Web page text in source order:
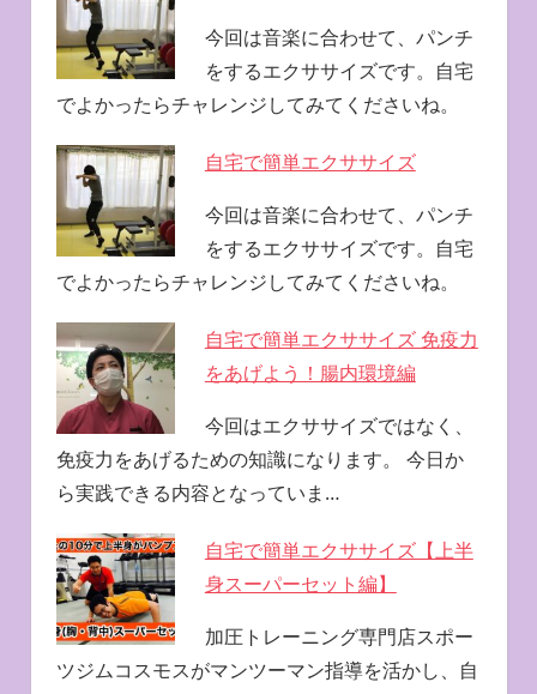
今回は音楽に合わせて、パンチ
をするエクササイズです。自宅
でよかったらチャレンジしてみてくださいね。
自宅で簡単エクササイズ
今回は音楽に合わせて、パンチ
をするエクササイズです。自宅
でよかったらチャレンジしてみてくださいね。
自宅で簡単エクササイズ 免疫力
をあげよう！腸内環境編
今回はエクササイズではなく、
免疫力をあげるための知識になります。 今日か
ら実践できる内容となっていま…
自宅で簡単エクササイズ【上半
身スーパーセット編】
加圧トレーニング専門店スポー
ツジムコスモスがマンツーマン指導を活かし、自